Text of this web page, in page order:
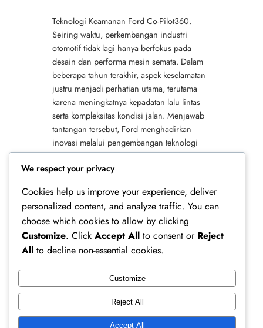
Teknologi Keamanan Ford Co-Pilot360.
Seiring waktu, perkembangan industri
otomotif tidak lagi hanya berfokus pada
desain dan performa mesin semata. Dalam
beberapa tahun terakhir, aspek keselamatan
justru menjadi perhatian utama, terutama
karena meningkatnya kepadatan lalu lintas
serta kompleksitas kondisi jalan. Menjawab
tantangan tersebut, Ford menghadirkan
inovasi melalui pengembangan teknologi
keselamatan aktif yang terintegrasi dalam
sistem Co-Pilot360.…
Ferry Doedens | Public Figure, Actor & Creative
Profile
We respect your privacy
Cookies help us improve your experience, deliver
personalized content, and analyze traffic. You can
choose which cookies to allow by clicking
Customize. Click Accept All to consent or Reject
All to decline non-essential cookies.
Customize
Reject All
Accept All